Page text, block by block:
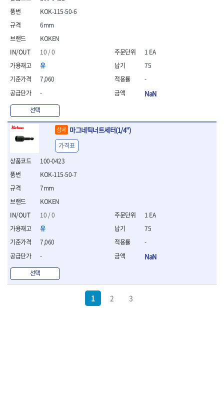
KOKEN
10 / 0
유
7,060
-
선택
KOK-115-50-6
6mm
1 EA
75
-
NaN
상세 마그네틱너트세터(1/4")
100-0423
KOKEN
10 / 0
유
7,060
-
선택
KOK-115-50-7
7mm
가격표
1 EA
75
-
NaN
1 2 3